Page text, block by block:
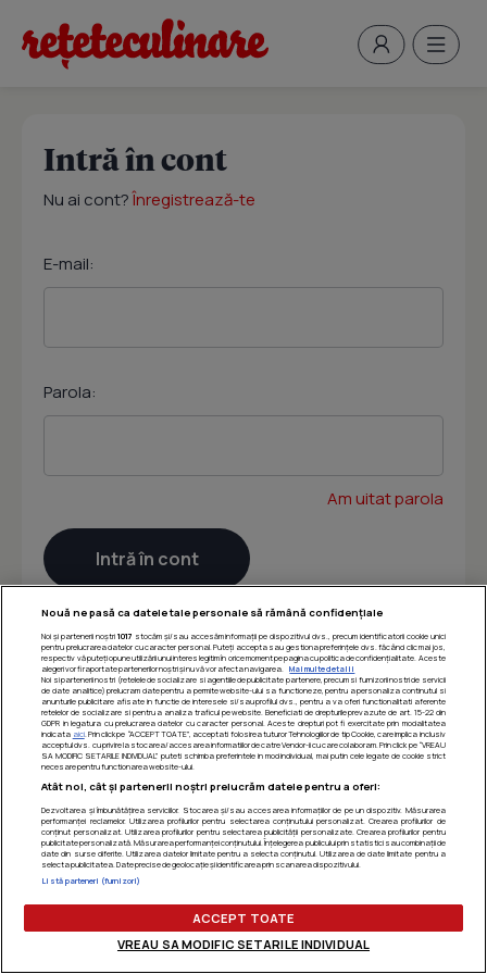
Intră în cont
Nu ai cont?Înregistrează-te
E-mail:
Parola:
Am uitat parola
Nouă ne pasă ca datele tale personale să rămână confidențiale
Noi și partenerii noștri 1017 stocăm și/sau accesăm informații pe dispozitivul dvs., precum identificatorii cookie unici
pentru prelucrarea datelor cu caracter personal. Puteți accepta sau gestiona preferințele dvs. făcând clic mai jos,
respectiv vă puteți opune utilizării unui interes legitim în orice moment pe pagina cu politica de confidențialitate. Aceste
alegeri vor fi raportate partenerilor noștri și nu vă vor afecta navigarea.
Mai multe detalii
Noi si partenerii nostri (retelele de socializare si agentiile de publicitate partenere, precum si furnizorii nostri de servicii
de date analitice) prelucram date pentru a permite website-ului sa functioneze, pentru a personaliza continutul si
anunturile publicitare afisate in functie de interesele si/sau profilul dvs., pentru a va oferi functionalitati aferente
retelelor de socializare si pentru a analiza traficul pe website. Beneficiati de drepturile prevazute de art. 15-22 din
GDPR in legatura cu prelucrarea datelor cu caracter personal. Aceste drepturi pot fi exercitate prin modalitatea
indicata aici. Prin click pe “ACCEPT TOATE”, acceptati folosirea tuturor Tehnologiilor de tip Cookie, care implica inclusiv
acceptul dvs. cu privire la stocarea/accesarea informatiilor de catre Vendor-ii cu care colaboram. Prin click pe “VREAU
SA MODIFIC SETARILE INDIVIDUAL” puteti schimba preferintele in mod individual, mai putin cele legate de cookie strict
necesare pentru functionarea website-ului.
Atât noi, cât și partenerii noștri prelucrăm datele pentru a oferi:
Dezvoltarea și îmbunătățirea serviciilor. Stocarea și/sau accesarea informațiilor de pe un dispozitiv. Măsurarea
performanței reclamelor. Utilizarea profilurilor pentru selectarea conținutului personalizat. Crearea profilurilor de
conținut personalizat. Utilizarea profilurilor pentru selectarea publicității personalizate. Crearea profilurilor pentru
publicitate personalizată. Măsurarea performanței conținutului. Înțelegerea publicului prin statistici sau combinații de
date din surse diferite. Utilizarea datelor limitate pentru a selecta conținutul. Utilizarea de date limitate pentru a
selecta publicitatea. Date precise de geolocație și identificarea prin scanarea dispozitivului.
Listă parteneri (furnizori)
ACCEPT TOATE
VREAU SA MODIFIC SETARILE INDIVIDUAL